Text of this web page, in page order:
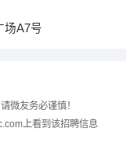
场A7号
微友务必谨慎！
上看到该招聘信息